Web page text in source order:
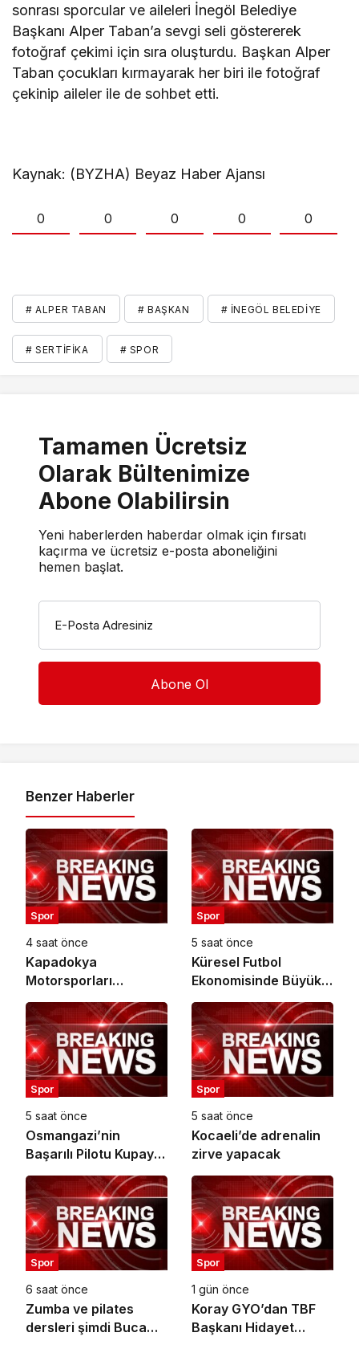
sonrası sporcular ve aileleri İnegöl Belediye
Başkanı Alper Taban’a sevgi seli göstererek
fotoğraf çekimi için sıra oluşturdu. Başkan Alper
Taban çocukları kırmayarak her biri ile fotoğraf
çekinip aileler ile de sohbet etti.
Kaynak: (BYZHA) Beyaz Haber Ajansı
0 0 0 0 0
# ALPER TABAN # BAŞKAN # İNEGÖL BELEDIYE
# SERTIFIKA # SPOR
Tamamen Ücretsiz
Olarak Bültenimize
Abone Olabilirsin
Yeni haberlerden haberdar olmak için fırsatı
kaçırma ve ücretsiz e-posta aboneliğini
hemen başlat.
E-Posta Adresiniz
Benzer Haberler
Spor
4 saat önce
Kapadokya
Motorsporları
Kompleksi Açılıyor
Spor
5 saat önce
Küresel Futbol
Ekonomisinde Büyük
Dönüşüm!
Spor
5 saat önce
Osmangazi’nin
Başarılı Pilotu Kupayı
Başkan Aydın’la
Paylaştı
Spor
5 saat önce
Kocaeli’de adrenalin
zirve yapacak
Spor
6 saat önce
Zumba ve pilates
dersleri şimdi Buca
Spor
1 gün önce
Koray GYO’dan TBF
Başkanı Hidayet